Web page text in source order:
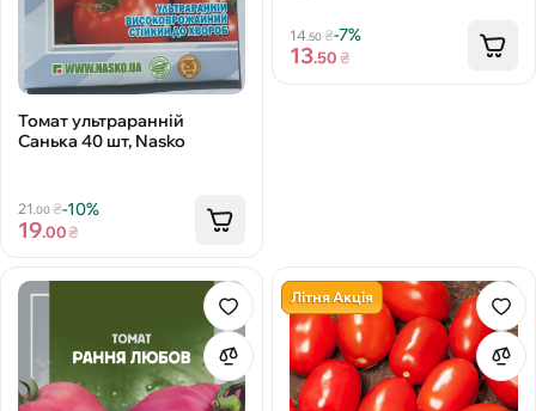
Томат ультраранній
Санька 40 шт, Nasko
21 .00₴-10%
19.00₴
14.50 ₴-7%
13.50₴
Літня Акція